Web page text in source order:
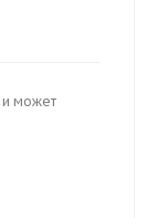
и может